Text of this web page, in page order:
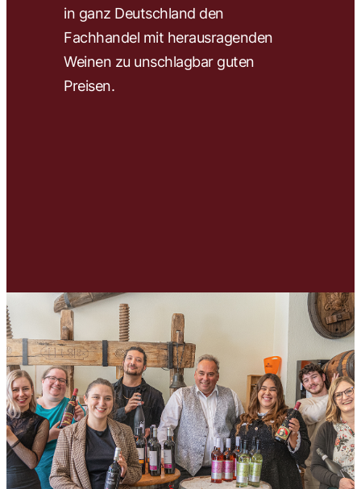
in ganz Deutschland den
Fachhandel mit herausragenden
Weinen zu unschlagbar guten
Preisen.